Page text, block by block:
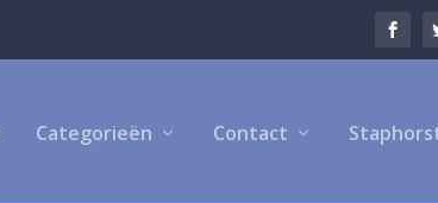
Categorieën Contact